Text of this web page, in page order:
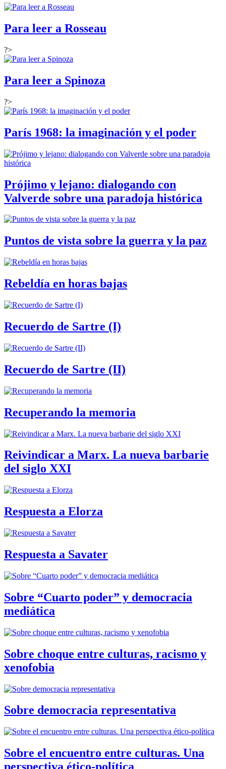
Para leer a Rosseau
?>
Para leer a Spinoza
?>
París 1968: la imaginación y el poder
Prójimo y lejano: dialogando con
Valverde sobre una paradoja histórica
Puntos de vista sobre la guerra y la paz
Rebeldía en horas bajas
Recuerdo de Sartre (I)
Recuerdo de Sartre (II)
Recuperando la memoria
Reivindicar a Marx. La nueva barbarie
del siglo XXI
Respuesta a Elorza
Respuesta a Savater
Sobre “Cuarto poder” y democracia
mediática
Sobre choque entre culturas, racismo y
xenofobia
Sobre democracia representativa
Sobre el encuentro entre culturas. Una